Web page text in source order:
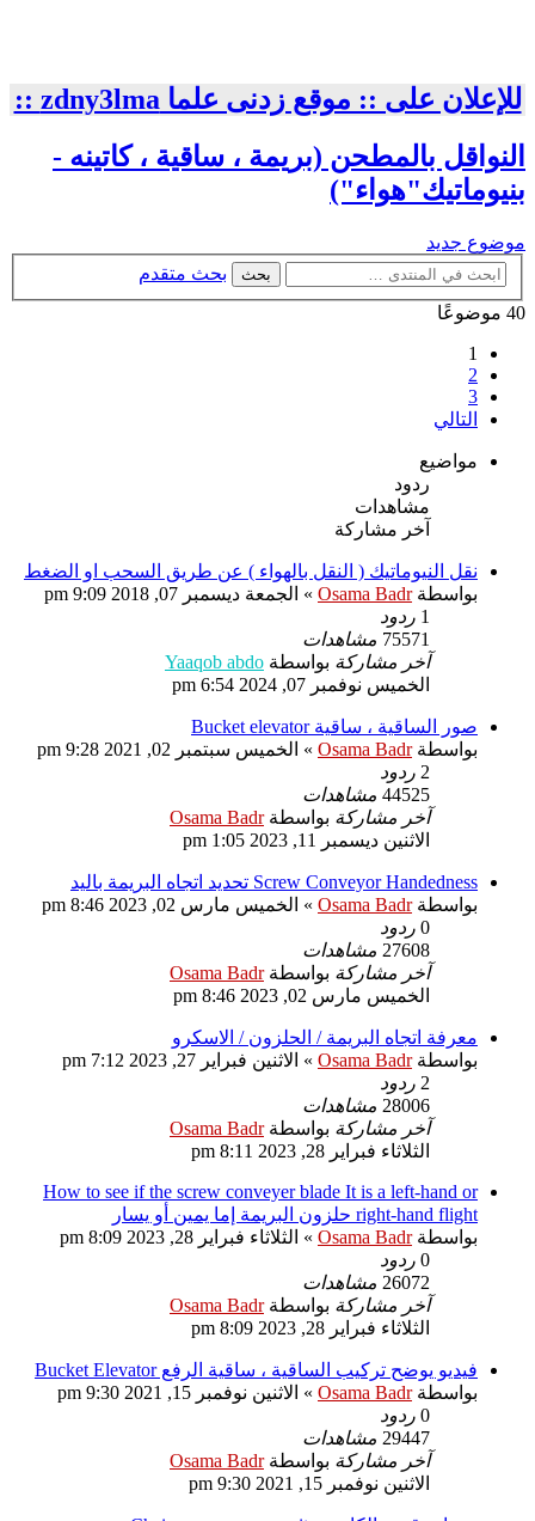
للإعلان على :: موقع زدنى علما zdny3lma ::
النواقل بالمطحن (بريمة ، ساقية ، كاتينه -
بنيوماتيك"هواء")
موضوع جديد
بحث
بحث متقدم
40 موضوعًا
1
2
3
التالي
مواضيع
ردود
مشاهدات
آخر مشاركة
نقل النيوماتيك ( النقل بالهواء ) عن طريق السحب او الضغط
بواسطةOsama Badr
» الجمعة ديسمبر 07, 2018 9:09 pm
1 ردود
75571 مشاهدات
آخر مشاركة بواسطة Yaaqob abdo
الخميس نوفمبر 07, 2024 6:54 pm
صور الساقية ، ساقية Bucket elevator
بواسطةOsama Badr
» الخميس سبتمبر 02, 2021 9:28 pm
2 ردود
44525 مشاهدات
آخر مشاركة بواسطةOsama Badr
الاثنين ديسمبر 11, 2023 1:05 pm
Screw Conveyor Handedness تحديد اتجاه البريمة باليد
بواسطةOsama Badr
» الخميس مارس 02, 2023 8:46 pm
0 ردود
27608 مشاهدات
آخر مشاركة بواسطةOsama Badr
الخميس مارس 02, 2023 8:46 pm
معرفة اتجاه البريمة / الحلزون / الاسكرو
بواسطةOsama Badr
» الاثنين فبراير 27, 2023 7:12 pm
2 ردود
28006 مشاهدات
آخر مشاركة بواسطةOsama Badr
الثلاثاء فبراير 28, 2023 8:11 pm
How to see if the screw conveyer blade It is a left-hand or
right-hand flight حلزون البريمة إما يمين أو يسار
بواسطةOsama Badr
» الثلاثاء فبراير 28, 2023 8:09 pm
0 ردود
26072 مشاهدات
آخر مشاركة بواسطةOsama Badr
الثلاثاء فبراير 28, 2023 8:09 pm
فيديو يوضح تركيب الساقية ، ساقية الرفع Bucket Elevator
بواسطةOsama Badr
» الاثنين نوفمبر 15, 2021 9:30 pm
0 ردود
29447 مشاهدات
آخر مشاركة بواسطةOsama Badr
الاثنين نوفمبر 15, 2021 9:30 pm